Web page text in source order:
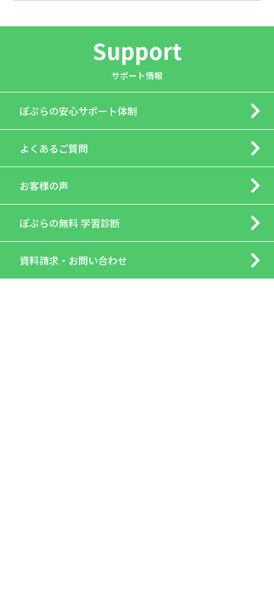
Support
サポート情報
ぽぷらの安心サポート体制
よくあるご質問
お客様の声
ぽぷらの無料 学習診断
資料請求・ お問い合わせ